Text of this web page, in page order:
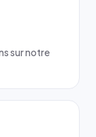
sur notre